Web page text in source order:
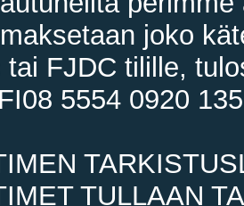
joko
tai FJDC tilille,
5554 0920
TULLAAN